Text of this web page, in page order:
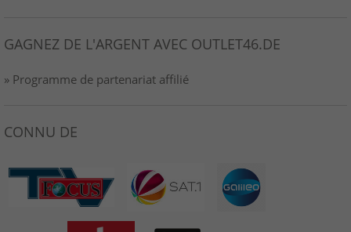
GAGNEZ DE L'ARGENT AVEC OUTLET46.DE
» Programme de partenariat affilié
CONNU DE